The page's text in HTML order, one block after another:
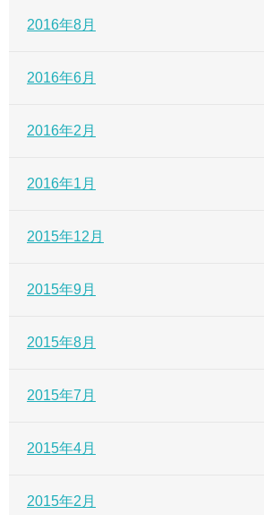
2016年8月
2016年6月
2016年2月
2016年1月
2015年12月
2015年9月
2015年8月
2015年7月
2015年4月
2015年2月